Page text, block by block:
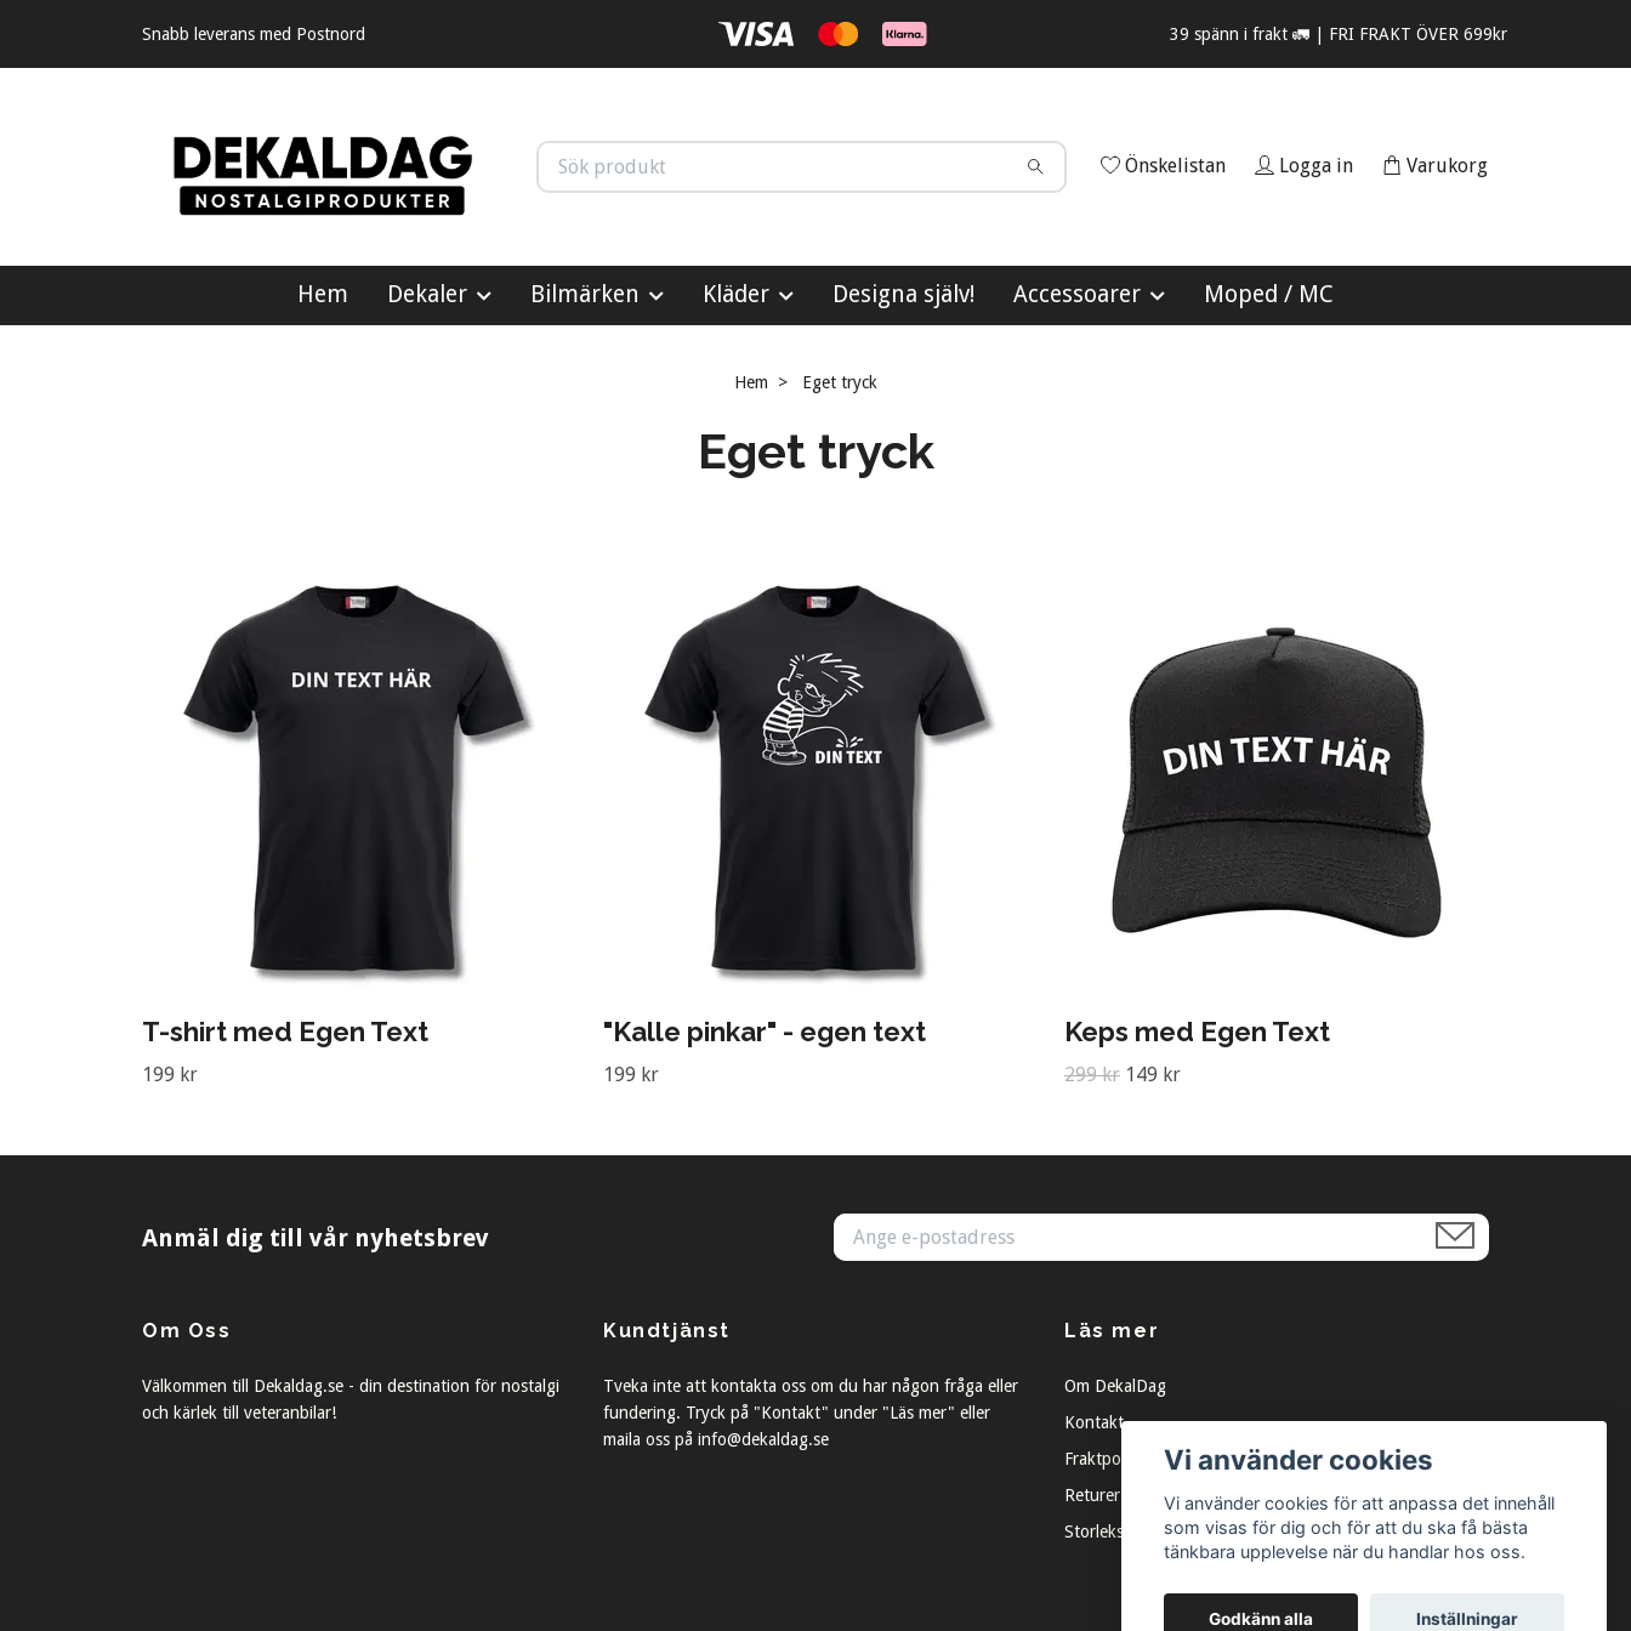
Snabb leverans med Postnord 39 spänn i frakt 🚛 | FRI FRAKT ÖVER 699kr
Önskelistan Logga in Varukorg
Hem Dekaler Bilmärken Kläder Designa själv! Accessoarer Moped / MC
Hem Eget tryck
Eget tryck
T-shirt med Egen Text
199 kr
"Kalle pinkar" - egen text
199 kr
Keps med Egen Text
299 kr 149 kr
Anmäl dig till vår nyhetsbrev
Om Oss
Välkommen till Dekaldag.se - din destination för nostalgi
och kärlek till veteranbilar!
Kundtjänst
Tveka inte att kontakta oss om du har någon fråga eller
fundering. Tryck på "Kontakt" under "Läs mer" eller
maila oss på info@dekaldag.se
Läs mer
Om DekalDag
Kontakt
Fraktpolicy
Returer
Storleksguide
Vi använder cookies
Vi använder cookies för att anpassa det innehåll
som visas för dig och för att du ska få bästa
tänkbara upplevelse när du handlar hos oss.
Godkänn alla Inställningar